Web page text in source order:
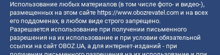
Использование любых материалов (в том числе фото- и видео-),
размещенных на этом сайте https://www.obozrevatel.com и на всех
его поддоменах, в любом виде строго запрещено.
Разрешается использование при получении письменного
разрешения на их использование и при условии обязательной
ссылки на сайт OBOZ.UA, а для интернет-изданий - при